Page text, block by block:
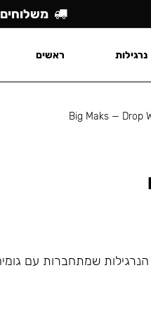
Big Maks — Drop
משלוחים
נרגילות ראשים